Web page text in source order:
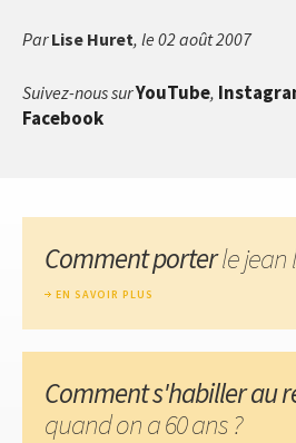
ParLise Huret, le 02 août 2007
Suivez-nous surYouTube,
Facebook
Comment porterle jean
EN SAVOIR PLUS
Comment s'habiller au
quand on a 60 ans ?